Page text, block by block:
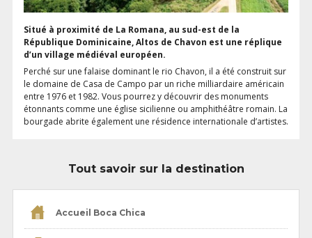
Situé à proximité de La Romana, au sud-est de la
République Dominicaine, Altos de Chavon est une réplique
d’un village médiéval européen.
Perché sur une falaise dominant le rio Chavon, il a été construit sur
le domaine de Casa de Campo par un riche milliardaire américain
entre 1976 et 1982. Vous pourrez y découvrir des monuments
étonnants comme une église sicilienne ou amphithéâtre romain. La
bourgade abrite également une résidence internationale d’artistes.
Tout savoir sur la destination
Accueil Boca Chica